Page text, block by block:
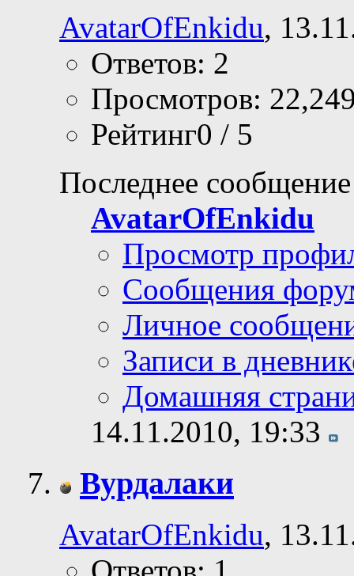
AvatarOfEnkidu,
Ответов: 2
Просмотров:
Рейтинг0 / 5
Последнее
AvatarOfEnkidu
Просмотр
Сообщения
Личное
Записи в
Домашняя
14.11.2010, 19:33
Вурдалаки
AvatarOfEnkidu,